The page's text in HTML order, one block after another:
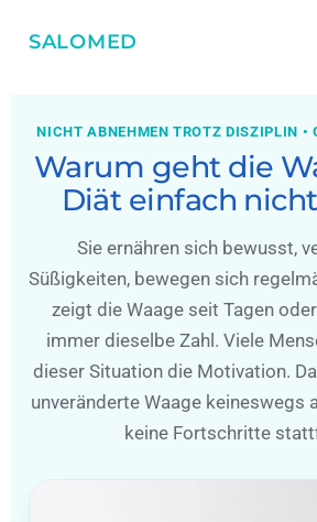
SALOMED
NICHT ABNEHMEN TROTZ DISZIPLIN •
Warum geht die
Diät einfach
Sie ernähren sich bewusst,
Süßigkeiten, bewegen sich
zeigt die Waage seit Tagen
immer dieselbe Zahl. Viele
dieser Situation die Motivation.
unveränderte Waage keineswegs
keine Fortschritte